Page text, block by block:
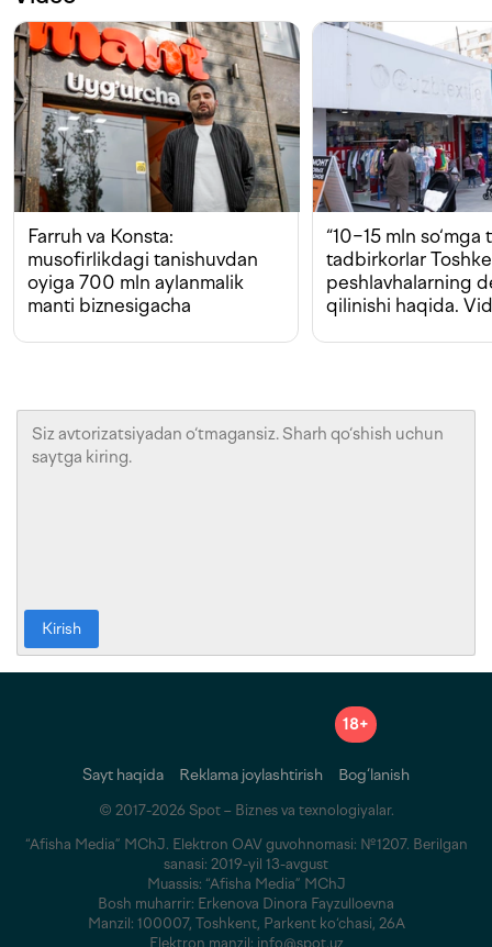
Farruh va Konsta:
musofirlikdagi tanishuvdan
oyiga 700 mln aylanmalik
manti biznesigacha
“10−15 mln so‘mga
tadbirkorlar
peshlavhalarning
qilinishi haqida.
Kirish
18+
Sayt haqida Reklama joylashtirish Bog‘lanish
© 2017-2026 Spot – Biznes va texnologiyalar.
“Afisha Media” MChJ. Elektron OAV guvohnomasi: №1207. Berilgan
sanasi: 2019-yil 13-avgust
Muassis: “Afisha Media” MChJ
Bosh muharrir: Erkenova Dinora Fayzulloevna
Manzil: 100007, Toshkent, Parkent ko‘chasi, 26A
Elektron manzil: info@spot.uz